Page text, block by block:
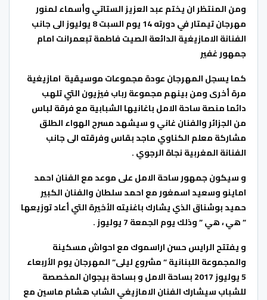
ومن المنتظر ان يختم عبد العزيز الستاتي وأسماء لمنور
مهرجان تيمتار في دورته 14 يوم السبت 8 يوليوز الى جانب
الفنانة الامازيغية الدائعة الصيت فاطمة تبعمرانت امام
جمهور غفير
كما يسجل المهرجان عودة مجموعات موسيقية امازيغية
مرة أخرى ومن بينهم مجموعة رباب فيزيون التي تلهب
دائما منصة ساحة الامل باغانيها الشبابية مع فرقة لباس
من الجزائر والفنان غاني و سيشهد مسرح الهواء الطلق
مشاركة معلم الكناوي ماجد بقاس وفرقته الى جانب
الفنانة المغربية نجاة الرجوي .
و سيكون جمهور ساحة الامل على موعد مع الفنان احمد
اماينو وسعيد اسمغور مع احمد سلطان والفنان الكبير
حميد بوشناق الذي يشارك باغنيته الأخيرة التي أعاد توزيعها
” هي ، هي ” وذلك يوم الجمعة 7 يوليوز .
و يفتتح الرايس حسن اراسموك مع احواش مسكينة
والمجموعة اللبنانية ” مشروع ليلى” المهرجان يوم الأربعاء
5 يوليوز 2017 بساحة الامل و بساحة بيجوان المخصصة
للشباب سيشارك الفنان الامازيغي الشاب هشام ماسين مع